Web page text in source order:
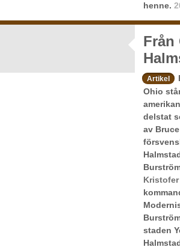
henne.
Från
Artikel
Ohio
delstat
av
staden